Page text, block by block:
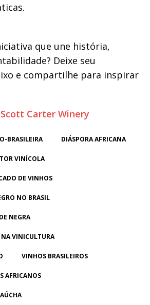
que une história,
Deixe seu
e compartilhe para inspirar
Carter Winery
BRASILEIRA DIÁSPORA AFRICANA
VINÍCOLA
DE VINHOS
NO BRASIL
NEGRA
VINICULTURA
VINHOS BRASILEIROS
AFRICANOS